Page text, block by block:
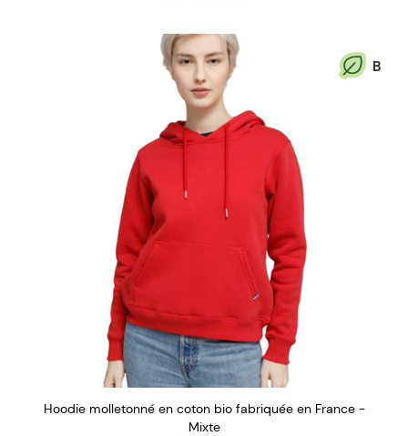
B
Hoodie molletonné en coton bio fabriquée en France -
Mixte